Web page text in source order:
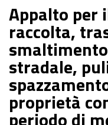
Appalto per
raccolta,
smaltimento
stradale,
proprietà